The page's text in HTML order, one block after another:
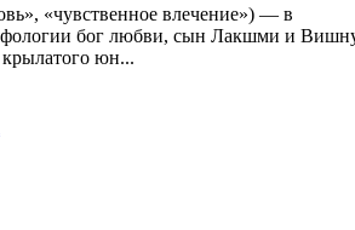
«чувственное влечение») — в
бог любви, сын Лакшми и
юн...